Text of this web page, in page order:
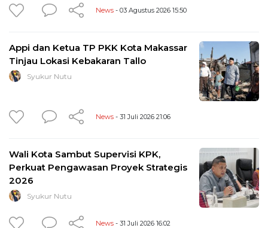
News - 03 Agustus 2026 15:50
Appi dan Ketua TP PKK Kota Makassar
Tinjau Lokasi Kebakaran Tallo
Syukur Nutu
News - 31 Juli 2026 21:06
Wali Kota Sambut Supervisi KPK,
Perkuat Pengawasan Proyek Strategis
2026
Syukur Nutu
News - 31 Juli 2026 16:02